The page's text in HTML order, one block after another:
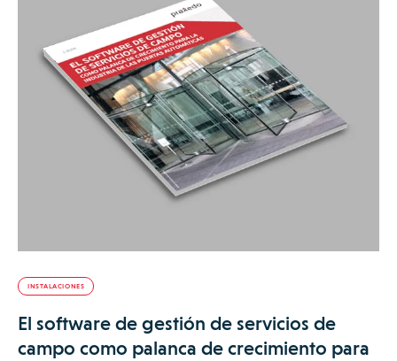
INSTALACIONES
El software de gestión de servicios de
campo como palanca de crecimiento para